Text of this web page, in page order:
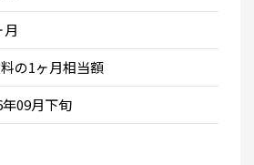
月
の1ヶ月相当額
年09月下旬